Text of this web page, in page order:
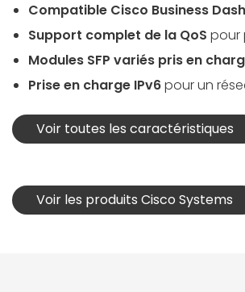
Compatible Cisco Business
Support complet de la QoS pour
Modules SFP variés pris en
Prise en charge IPv6pour un
Voir toutes les caractéristiques
Voir les produits Cisco Systems